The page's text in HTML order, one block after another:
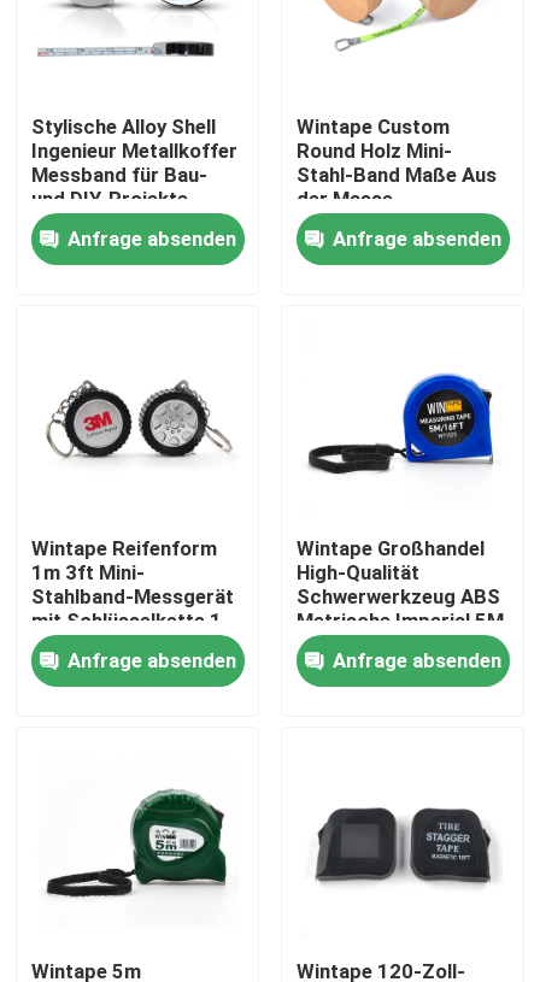
Über uns
Qualitätskontrolle
Treten Sie mit uns in Verbindung
Kleidungs-Maßband
Laser-Maß-Band
Personifizierter nähender Maßband
Stylische Alloy Shell
Ingenieur Metallkoffer
Messband für Bau-
und DIY-Projekte
Anfrage absenden
Wintape Custom
Round Holz Mini-
Stahl-Band Maße Aus
der Masse
herausstechen 1m 3ft
Fluoreszenzgrüne
Klinge Maße
Anfrage absenden
Wintape Reifenform
1m 3ft Mini-
Stahlband-Messgerät
mit Schlüsselkette 1
Meter tragbares
Messgerät für
Mechaniker
Anfrage absenden
Wintape Großhandel
High-Qualität
Schwerwerkzeug ABS
Metrische Imperial 5M
Customized Logo
Druck Stahl Messband
Anfrage absenden
Wintape 5m Wintape 120-Zoll-